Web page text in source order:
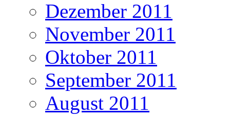
Dezember 2011
November 2011
Oktober 2011
September 2011
August 2011